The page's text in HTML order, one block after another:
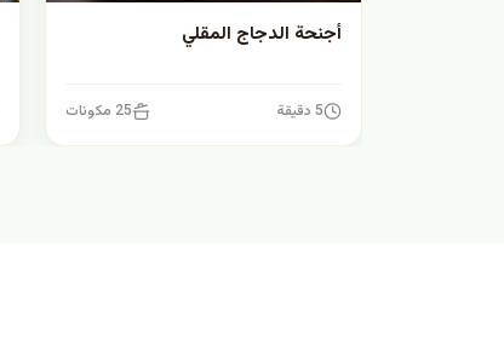
أجنحة الدجاج المقلي
5 دقيقة 25 مكونات